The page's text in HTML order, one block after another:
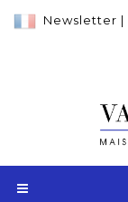
Newsletter |